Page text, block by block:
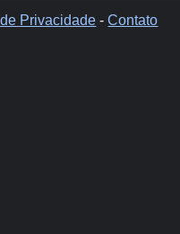
Privacidade -Contato